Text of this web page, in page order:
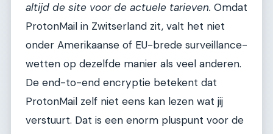
altijd de site voor de actuele tarieven. Omdat
ProtonMail in Zwitserland zit, valt het niet
onder Amerikaanse of EU-brede surveillance-
wetten op dezelfde manier als veel anderen.
De end-to-end encryptie betekent dat
ProtonMail zelf niet eens kan lezen wat jij
verstuurt. Dat is een enorm pluspunt voor de